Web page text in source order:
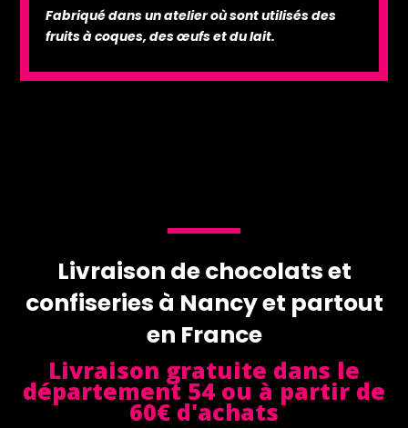
Fabriqué dans un atelier où sont utilisés des
fruits à coques, des œufs et du lait.
Livraison de chocolats et
confiseries à Nancy et partout
en France
Livraison gratuite dans le
département 54 ou à partir de
60€ d'achats